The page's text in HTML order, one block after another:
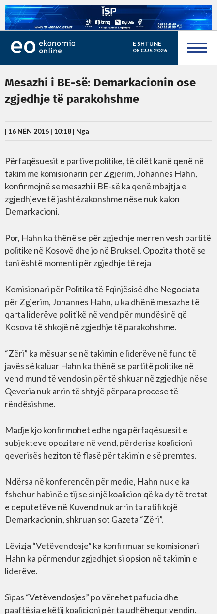
E SHTUNË
08 GUS 2026
Mesazhi i BE-së: Demarkacionin ose
zgjedhje të parakohshme
| 16 NËN 2016 | 10:18 | Nga
Përfaqësuesit e partive politike, të cilët kanë qenë në
takim me komisionarin për Zgjerim, Johannes Hahn,
konfirmojnë se mesazhi i BE-së ka qenë mbajtja e
zgjedhjeve të jashtëzakonshme nëse nuk kalon
Demarkacioni.
Por, Hahn ka thënë se për zgjedhje merren vesh partitë
politike në Kosovë dhe jo në Bruksel. Opozita thotë se
tani është momenti për zgjedhje të reja
Komisionari për Politika të Fqinjësisë dhe Negociata
për Zgjerim, Johannes Hahn, u ka dhënë mesazhe të
qarta liderëve politikë në vend për mundësinë që
Kosova të shkojë në zgjedhje të parakohshme.
“Zëri” ka mësuar se në takimin e liderëve në fund të
javës së kaluar Hahn ka thënë se partitë politike në
vend mund të vendosin për të shkuar në zgjedhje nëse
Qeveria nuk arrin të shtyjë përpara procese të
rëndësishme.
Madje kjo konfirmohet edhe nga përfaqësuesit e
subjekteve opozitare në vend, përderisa koalicioni
qeverisës heziton të flasë për takimin e së premtes.
Ndërsa në konferencën për medie, Hahn nuk e ka
fshehur habinë e tij se si një koalicion që ka dy të tretat
e deputetëve në Kuvend nuk arrin ta ratifikojë
Demarkacionin, shkruan sot Gazeta “Zëri”.
Lëvizja “Vetëvendosje” ka konfirmuar se komisionari
Hahn ka përmendur zgjedhjet si opsion në takimin e
liderëve.
Sipas “Vetëvendosjes” po vërehet pafuqia dhe
paaftësia e këtij koalicioni për ta udhëhequr vendin.